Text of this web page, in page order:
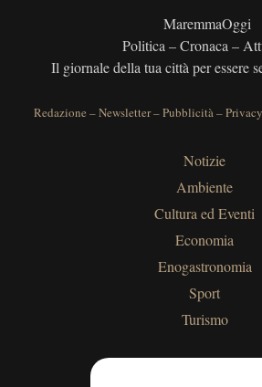
MaremmaOggi
Politica – Cronaca –
Il giornale della tua città per essere
Redazione –Newsletter–Pubblicità–
Notizie
Ambiente
Cultura ed Eventi
Economia
Enogastronomia
Sport
Turismo